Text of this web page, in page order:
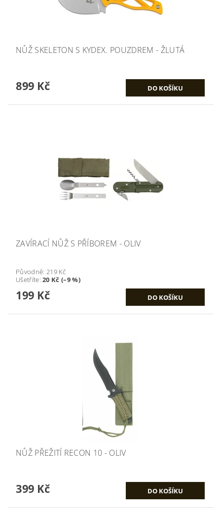
NŮŽ SKELETON S KYDEX. POUZDREM - ŽLUTÁ
899 Kč
ZAVÍRACÍ NŮŽ S PŘÍBOREM - OLIV
Původně: 219 Kč
Ušetříte:20 Kč (–9 %)
199 Kč
NŮŽ PŘEŽITÍ RECON 10 - OLIV
399 Kč